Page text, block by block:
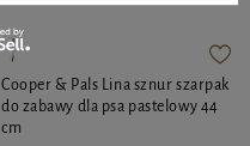
Cooper & Pals Lina sznur szarpak
do zabawy dla psa pastelowy 44
cm